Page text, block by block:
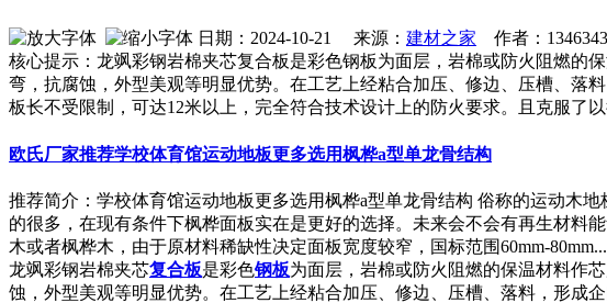
日期：2024-10-21 来源： 建材之家 作者：
核心提示：龙飒彩钢岩棉夹芯复合板是彩色钢板为面层，岩棉或防火阻燃的
弯，抗腐蚀，外型美观等明显优势。在工艺上经粘合加压、修边、压槽、落
板长不受限制，可达12米以上，完全符合技术设计上的防火要求。且克服了
欧氏厂家推荐学校体育馆运动地板更多选用枫桦a型单龙骨结构
推荐简介：学校体育馆运动地板更多选用枫桦a型单龙骨结构 俗称的运动木
的很多，在现有条件下枫桦面板实在是更好的选择。未来会不会有再生材料
木或者枫桦木，由于原材料稀缺性决定面板宽度较窄，国标范围60mm-
龙飒彩钢岩棉夹芯复合板是彩色钢板为面层，岩棉或防火阻燃的保温材料作
蚀，外型美观等明显优势。在工艺上经粘合加压、修边、压槽、落料，形成